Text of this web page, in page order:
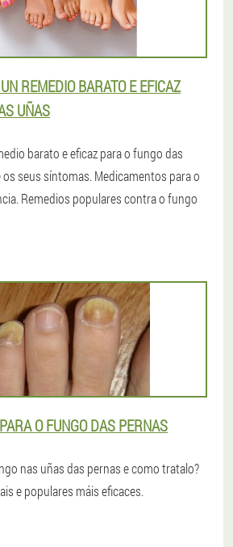
REMEDIO BARATO E EFICAZ
UÑAS
barato e eficaz para o fungo das
seus síntomas. Medicamentos para o
Remedios populares contra o fungo
O FUNGO DAS PERNAS
nas uñas das pernas e como tratalo?
e populares máis eficaces.